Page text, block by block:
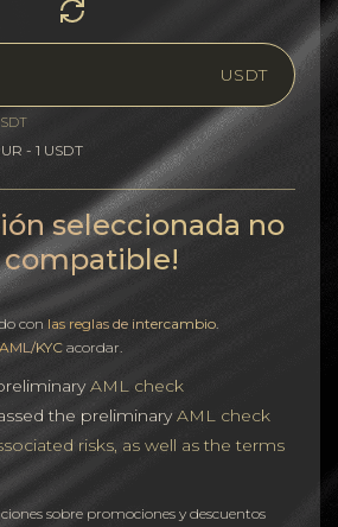
USDT
- 1 USDT
seleccionada no
compatible!
con las reglas de intercambio
AML/KYC acordar.
AML check
the preliminaryAML check
risks, as well as the terms
sobre promociones y descuentos